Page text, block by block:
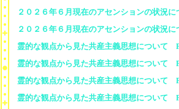
２０２６年６月現在のアセンションの状況
２０２６年６月現在のアセンションの状況
霊的な観点から見た共産主義思想について
霊的な観点から見た共産主義思想について
霊的な観点から見た共産主義思想について
霊的な観点から見た共産主義思想について